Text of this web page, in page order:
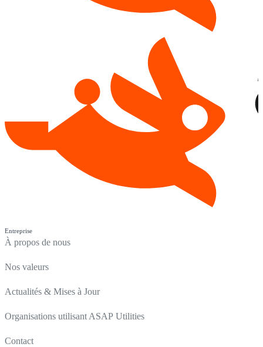
Entreprise
À propos de nous
Nos valeurs
Actualités & Mises à Jour
Organisations utilisant ASAP Utilities
Contact